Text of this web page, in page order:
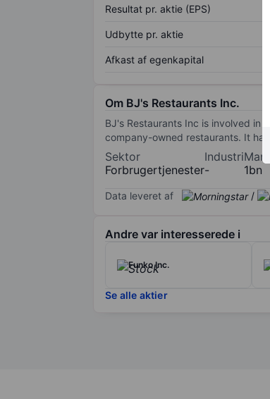
Resultat pr. aktie (EPS)
Udbytte pr. aktie
Afkast af egenkapital
Om BJ's Restaurants Inc.
BJ's Restaurants Inc is involved in
company-owned restaurants. It
Sektor
Forbrugertjenester
Industri
-
1bn
Data leveret af /
Andre var interesserede i
Funko Inc.
Se alle aktier